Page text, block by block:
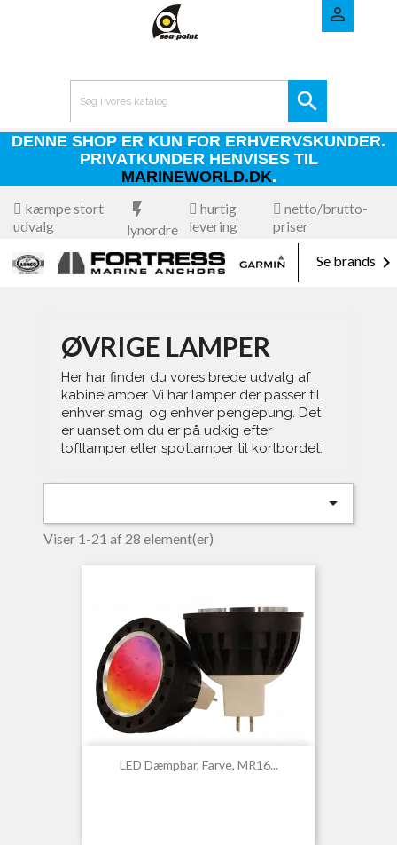


DENNE SHOP ER KUN FOR ERHVERVSKUNDER.
PRIVATKUNDER HENVISES TIL
MARINEWORLD.DK.
kæmpe stort
udvalg
flash_on
lynordre
hurtig
levering
netto/brutto-
priser
Se brands 
ØVRIGE LAMPER
Her har finder du vores brede udvalg af
kabinelamper. Vi har lamper der passer til
enhver smag, og enhver pengepung. Det
er uanset om du er på udkig efter
loftlamper eller spotlamper til kortbordet.

Viser 1-21 af 28 element(er)
LED Dæmpbar, Farve, MR16...